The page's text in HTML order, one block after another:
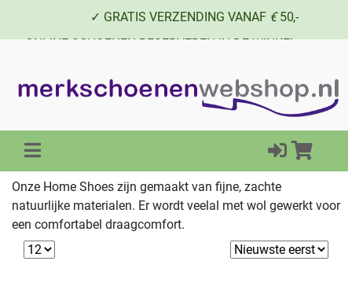
✓ GRATIS VERZENDING VANAF €50,-
✓ ONLINE SCHOENEN RESERVEREN IN DE WINKEL
Onze Home Shoes zijn gemaakt van fijne, zachte
natuurlijke materialen. Er wordt veelal met wol gewerkt voor
een comfortabel draagcomfort.